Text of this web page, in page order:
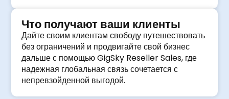
Что получают ваши клиенты
Дайте своим клиентам свободу путешествовать
без ограничений и продвигайте свой бизнес
дальше с помощью GigSky Reseller Sales, где
надежная глобальная связь сочетается с
непревзойденной выгодой.